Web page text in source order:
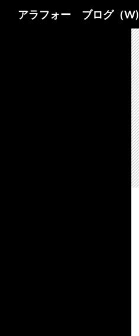
アラフォー ブログ（W)